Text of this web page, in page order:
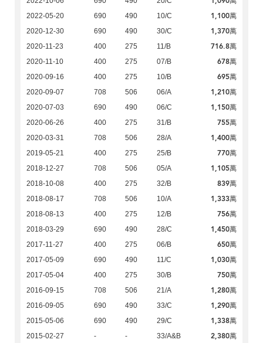
2022-05-20 690 490 10/C 1,100萬
2020-12-30 690 490 30/C 1,370萬
2020-11-23 400 275 11/B 716.8萬
2020-11-10 400 275 07/B 678萬
2020-09-16 400 275 10/B 695萬
2020-09-07 708 506 06/A 1,210萬
2020-07-03 690 490 06/C 1,150萬
2020-06-26 400 275 31/B 755萬
2020-03-31 708 506 28/A 1,400萬
2019-05-21 400 275 25/B 770萬
2018-12-27 708 506 05/A 1,105萬
2018-10-08 400 275 32/B 839萬
2018-08-17 708 506 10/A 1,333萬
2018-08-13 400 275 12/B 756萬
2018-03-29 690 490 28/C 1,450萬
2017-11-27 400 275 06/B 650萬
2017-05-09 690 490 11/C 1,030萬
2017-05-04 400 275 30/B 750萬
2016-09-15 708 506 21/A 1,280萬
2016-09-05 690 490 33/C 1,290萬
2015-05-06 690 490 29/C 1,338萬
2015-02-27 - - 33/A&B 2,380萬